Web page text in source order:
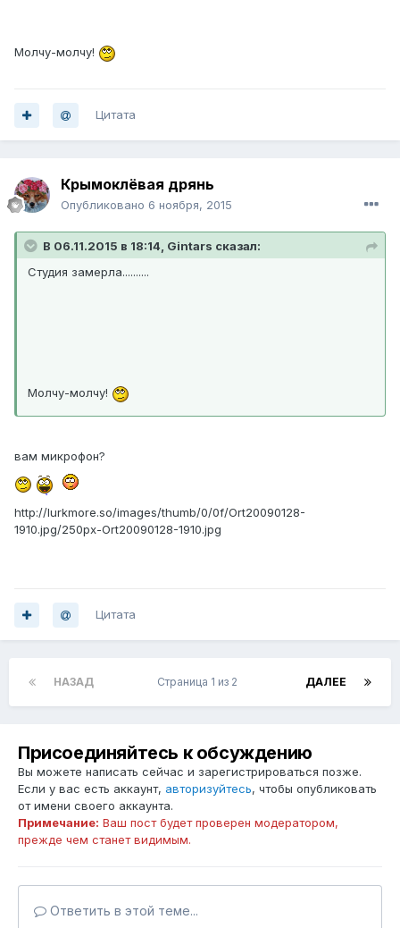
Молчу-молчу!
Цитата
Крымоклёвая дрянь
Опубликовано 6 ноября, 2015
В 06.11.2015 в 18:14, Gintars сказал:
Студия замерла..........
Молчу-молчу!
вам микрофон?
http://lurkmore.so/images/thumb/0/0f/Ort20090128-
1910.jpg/250px-Ort20090128-1910.jpg
Цитата
НАЗАД ДАЛЕЕ
Страница 1 из 2
Присоединяйтесь к обсуждению
Вы можете написать сейчас и зарегистрироваться позже.
Если у вас есть аккаунт, авторизуйтесь, чтобы опубликовать
от имени своего аккаунта.
Примечание: Ваш пост будет проверен модератором,
прежде чем станет видимым.
Ответить в этой теме...